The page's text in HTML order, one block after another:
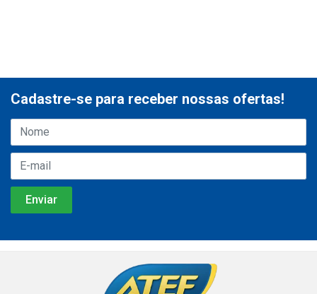
Cadastre-se para receber nossas ofertas!